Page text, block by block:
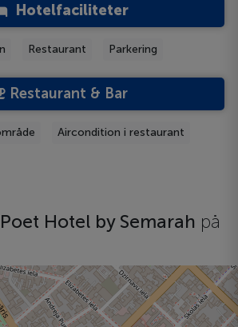
Hotelfaciliteter
Restaurant Parkering
Restaurant & Bar
Aircondition i restaurant
Hotel by Semarah på